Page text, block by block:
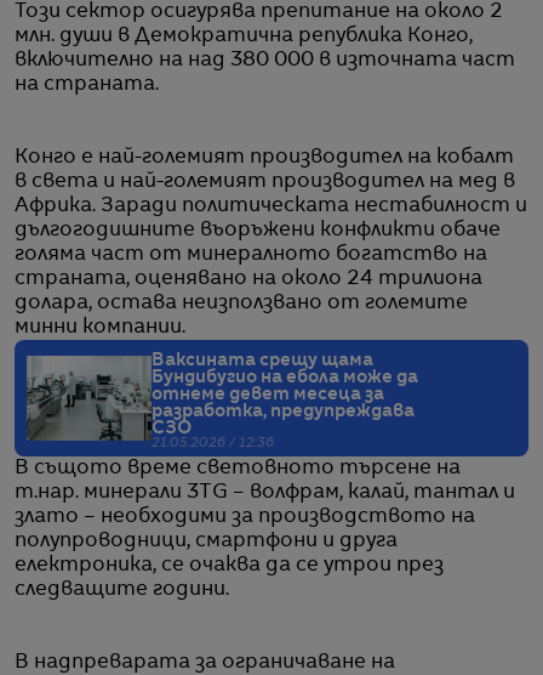
Този сектор осигурява препитание на около 2
млн. души в Демократична република Конго,
включително на над 380 000 в източната част
на страната.
Конго е най-големият производител на кобалт
в света и най-големият производител на мед в
Африка. Заради политическата нестабилност и
дългогодишните въоръжени конфликти обаче
голяма част от минералното богатство на
страната, оценявано на около 24 трилиона
долара, остава неизползвано от големите
минни компании.
Ваксината срещу щама
Бундибугио на ебола може да
отнеме девет месеца за
разработка, предупреждава
СЗО
21.05.2026 / 12:36
В същото време световното търсене на
т.нар. минерали 3TG – волфрам, калай, тантал и
злато – необходими за производството на
полупроводници, смартфони и друга
електроника, се очаква да се утрои през
следващите години.
В надпреварата за ограничаване на